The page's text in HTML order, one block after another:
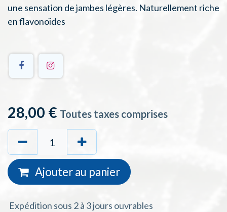
une sensation de jambes légères. Naturellement riche
en flavonoïdes
28,00 € Toutes taxes comprises
Ajouter au panier
Expédition sous 2 à 3 jours ouvrables